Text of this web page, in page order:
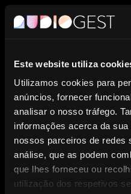
Este website utiliza
Utilizamos cookies para
anúncios, fornecer
analisar o nosso tráfego.
informações acerca da
nossos parceiros de redes
análise, que as podem
que lhes forneceu ou
utilização dos respetivos
Entidade de
Direitos dos
Fonográficos.